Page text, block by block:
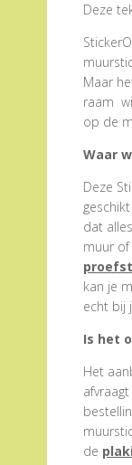
Deze
Maar
raam
op de
Waar
Deze
dat
muur
kan je
echt bij
Is het
Het
de